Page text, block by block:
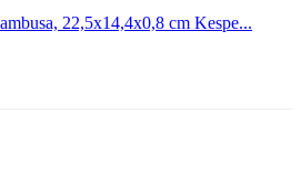
22,5x14,4x0,8 cm Kespe...